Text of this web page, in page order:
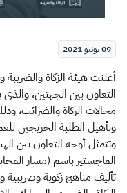
09 يونيو 2021
​​​​​​​أعلنت هيئة الزكاة
التعاون بين الجهتين،
مجالات الزكاة والضرائب،
وتأهيل الطلبة الخريجين
وتتمثل أوجه التعاون بين
الماجستير باسم (مسار
تأليف مناهج زكوية وضريبية